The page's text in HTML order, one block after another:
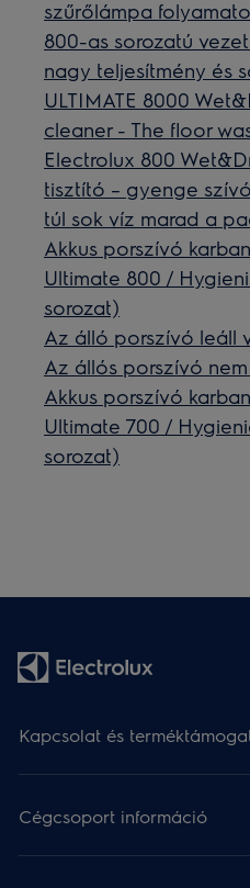
szűrőlámpa
800-as sorozatú
nagy teljesítmény és
ULTIMATE 8000
cleaner - The floor
Electrolux 800
tisztító – gyenge
túl sok víz marad a
Akkus porszívó
Ultimate 800 /
sorozat)
Az álló porszívó leáll
Az állós porszívó
Akkus porszívó
Ultimate 700 /
sorozat)
Kapcsolat és
Cégcsoport információ